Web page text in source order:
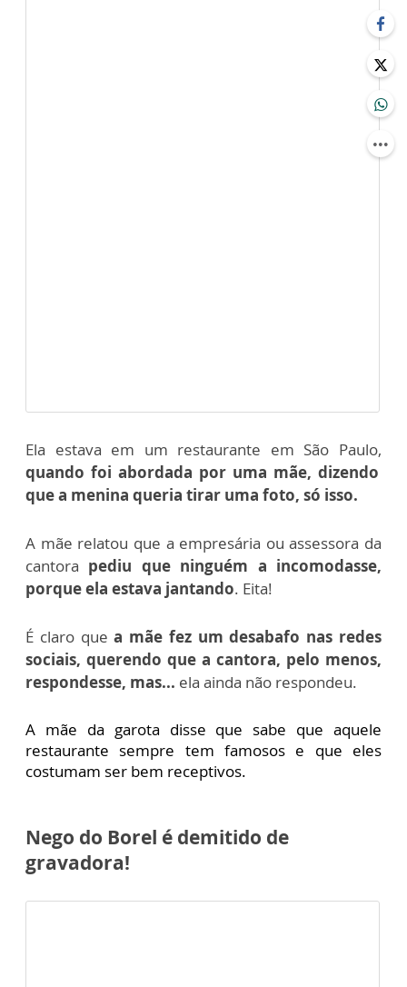
Ela estava em um restaurante em São Paulo,
quando foi abordada por uma mãe, dizendo
que a menina queria tirar uma foto, só isso.
A mãe relatou que a empresária ou assessora da
cantora pediu que ninguém a incomodasse,
porque ela estava jantando. Eita!
É claro que a mãe fez um desabafo nas redes
sociais, querendo que a cantora, pelo menos,
respondesse, mas... ela ainda não respondeu.
A mãe da garota disse que sabe que aquele
restaurante sempre tem famosos e que eles
costumam ser bem receptivos.
Nego do Borel é demitido de
gravadora!